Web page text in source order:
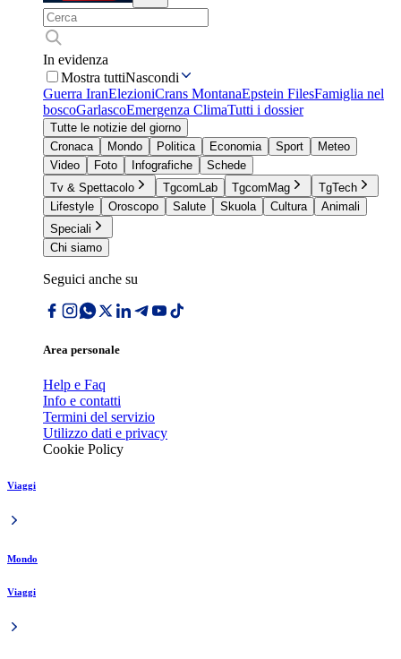
In evidenza
Mostra tuttiNascondi
Guerra IranElezioniCrans MontanaEpstein FilesFamiglia nel
boscoGarlascoEmergenza ClimaTutti i dossier
Tutte le notizie del giorno
Cronaca
Mondo Politica Economia Sport
Meteo
Video
Foto Infografiche
Schede
Tv & Spettacolo
TgcomLab TgcomMag
TgTech
Lifestyle
Oroscopo Salute Skuola Cultura
Animali
Speciali
Chi siamo
Seguici anche su
Area personale
Help e Faq
Info e contatti
Termini del servizio
Utilizzo dati e privacy
Cookie Policy
Viaggi
Mondo
Viaggi